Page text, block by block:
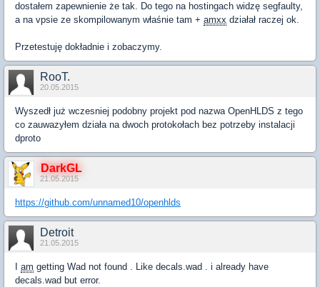
dostałem zapewnienie że tak. Do tego na hostingach widzę segfaulty,
a na vpsie ze skompilowanym właśnie tam + amxx działał raczej ok.
Przetestuję dokładnie i zobaczymy.
RooT.
20.05.2015
Wyszedł już wczesniej podobny projekt pod nazwa OpenHLDS z tego
co zauwazyłem działa na dwoch protokołach bez potrzeby instalacji
dproto
DarkGL
21.05.2015
https://github.com/unnamed10/openhlds
Detroit
21.05.2015
am getting Wad not found . Like decals.wad . i already have
decals.wad but error.